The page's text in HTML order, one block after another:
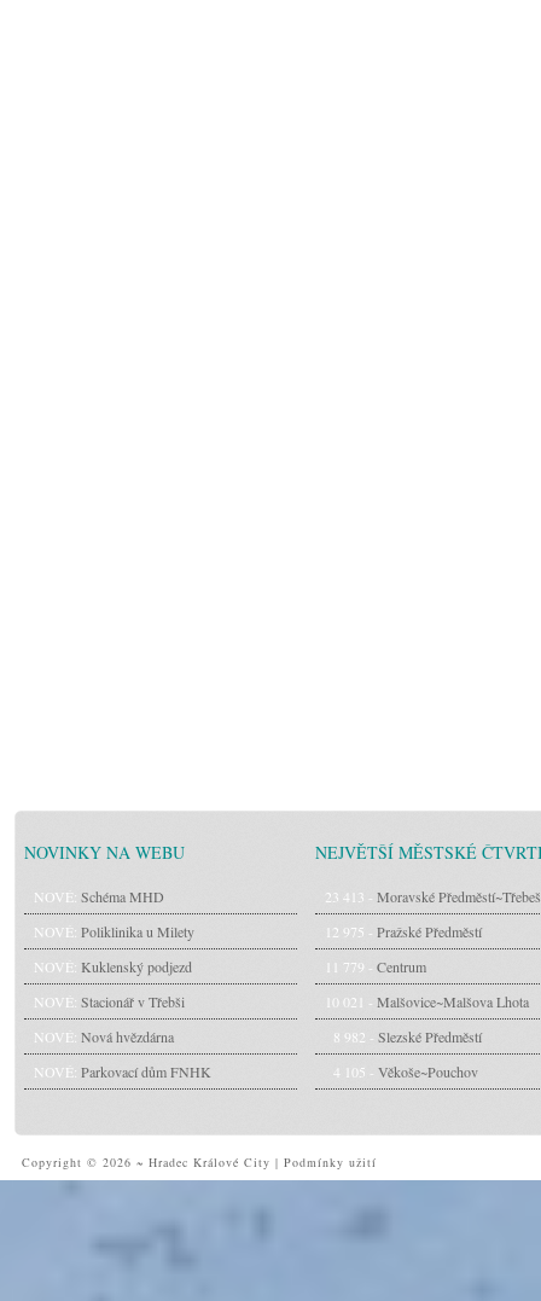
NOVINKY NA WEBU
NOVÉ: Schéma MHD
NOVÉ: Poliklinika u Milety
NOVÉ: Kuklenský podjezd
NOVÉ: Stacionář v Třebši
NOVÉ: Nová hvězdárna
NOVÉ: Parkovací dům FNHK
NEJVĚTŠÍ MĚSTSKÉ
23 413 - Moravské Předměstí~Třebeš
12 975 - Pražské Předměstí
11 779 - Centrum
10 021 - Malšovice~Malšova Lhota
8 982 - Slezské Předměstí
4 105 - Věkoše~Pouchov
Copyright © 2026 ~ Hradec Králové City | Podmínky užití